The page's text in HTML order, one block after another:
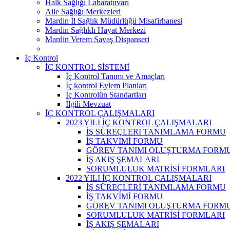
Halk Sağlığı Labaratuvarı
Aile Sağlığı Merkezleri
Mardin İl Sağlık Müdürlüğü Misafirhanesi
Mardin Sağlıklı Hayat Merkezi
Mardin Verem Savaş Dispanseri
İç Kontrol
İÇ KONTROL SİSTEMİ
İç Kontrol Tanımı ve Amaçları
İç kontrol Eylem Planları
İç Kontrolün Standartları
İlgili Mevzuat
İÇ KONTROL ÇALIŞMALARI
2023 YILI İÇ KONTROL ÇALIŞMALARI
İŞ SÜREÇLERİ TANIMLAMA FORMU
İŞ TAKVİMİ FORMU
GÖREV TANIMI OLUŞTURMA
İŞ AKIŞ ŞEMALARI
SORUMLULUK MATRİSİ FORMLARI
2022 YILI İÇ KONTROL ÇALIŞMALARI
İŞ SÜREÇLERİ TANIMLAMA FORMU
İŞ TAKVİMİ FORMU
GÖREV TANIMI OLUŞTURMA
SORUMLULUK MATRİSİ FORMLARI
İŞ AKIŞ ŞEMALARI